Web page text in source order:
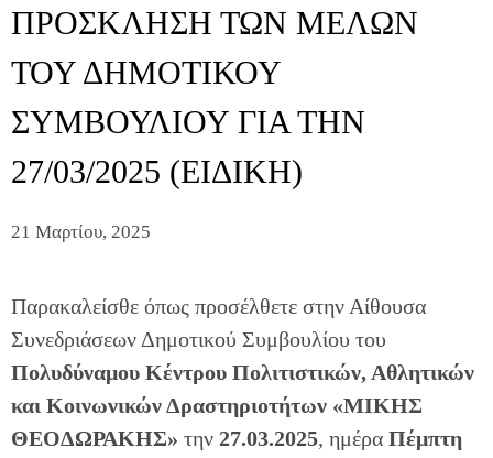
ΠΡΟΣΚΛΗΣΗ ΤΩΝ ΜΕΛΩΝ
ΤΟΥ ΔΗΜΟΤΙΚΟΥ
ΣΥΜΒΟΥΛΙΟΥ ΓΙΑ ΤΗΝ
27/03/2025 (ΕΙΔΙΚΗ)
21 Μαρτίου, 2025
Παρακαλείσθε όπως προσέλθετε στην Αίθουσα
Συνεδριάσεων Δημοτικού Συμβουλίου του
Πολυδύναμου Κέντρου Πολιτιστικών, Αθλητικών
και Κοινωνικών Δραστηριοτήτων «ΜΙΚΗΣ
ΘΕOΔΩΡΑΚΗΣ» την 27.03.2025, ημέρα Πέμπτη